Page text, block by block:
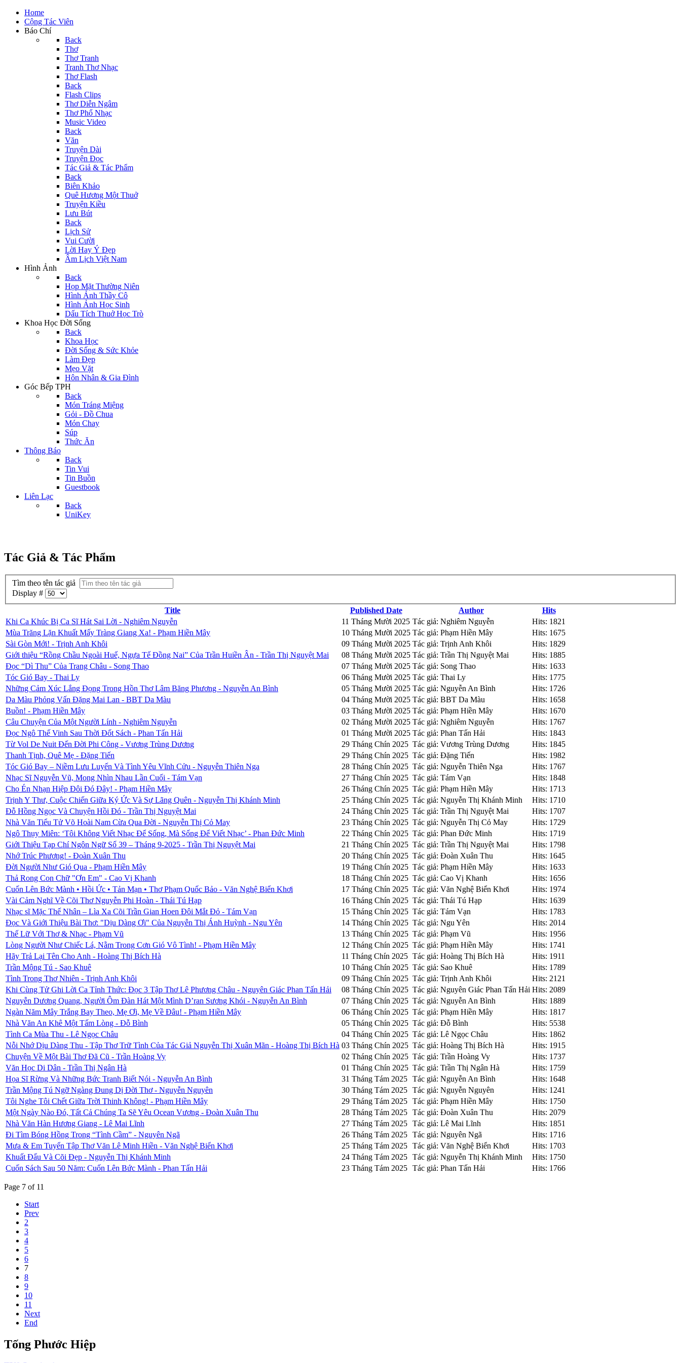
Home
Cộng Tác Viên
Báo Chí
Back
Thơ
Thơ Tranh
Tranh Thơ Nhạc
Thơ Flash
Back
Flash Clips
Thơ Diễn Ngâm
Thơ Phổ Nhạc
Music Video
Back
Văn
Truyện Dài
Truyện Đọc
Tác Giả & Tác Phẩm
Back
Biên Khảo
Quê Hương Một Thuở
Truyện Kiều
Lưu Bút
Back
Lịch Sử
Vui Cười
Lời Hay Ý Đẹp
Âm Lịch Việt Nam
Hình Ảnh
Back
Họp Mặt Thường Niên
Hình Ảnh Thầy Cô
Hình Ảnh Học Sinh
Dấu Tích Thuở Học Trò
Khoa Học Đời Sống
Back
Khoa Học
Đời Sống & Sức Khỏe
Làm Đẹp
Mẹo Vặt
Hôn Nhân & Gia Đình
Góc Bếp TPH
Back
Món Tráng Miệng
Gỏi - Đồ Chua
Món Chay
Súp
Thức Ăn
Thông Báo
Back
Tin Vui
Tin Buồn
Guestbook
Liên Lạc
Back
UniKey
Tác Giả & Tác Phẩm
Tìm theo tên tác giả
Display #
Title
Published Date Author
Hits
Khi Ca Khúc Bị Ca Sĩ Hát Sai Lời - Nghiêm Nguyễn
11 Tháng Mười 2025 Tác giả: Nghiêm Nguyễn
Hits: 1821
Mùa Trăng Lặn Khuất Mấy Tràng Giang Xa! - Phạm Hiền Mây
10 Tháng Mười 2025 Tác giả: Phạm Hiền Mây
Hits: 1675
Sài Gòn Mới! - Trịnh Anh Khôi
09 Tháng Mười 2025 Tác giả: Trịnh Anh Khôi
Hits: 1829
Giới thiệu “Rồng Chầu Ngoài Huế, Ngựa Tế Đồng Nai” Của Trần Huiền Ân - Trần Thị Nguyệt Mai
08 Tháng Mười 2025 Tác giả: Trần Thị Nguyệt Mai
Hits: 1885
Đọc “Dì Thu” Của Trang Châu - Song Thao
07 Tháng Mười 2025 Tác giả: Song Thao
Hits: 1633
Tóc Gió Bay - Thai Ly
06 Tháng Mười 2025 Tác giả: Thai Ly
Hits: 1775
Những Cảm Xúc Lắng Đọng Trong Hồn Thơ Lâm Băng Phương - Nguyễn An Bình
05 Tháng Mười 2025 Tác giả: Nguyễn An Bình
Hits: 1726
Da Màu Phỏng Vấn Đặng Mai Lan - BBT Da Màu
04 Tháng Mười 2025 Tác giả: BBT Da Màu
Hits: 1658
Buồn! - Phạm Hiền Mây
03 Tháng Mười 2025 Tác giả: Phạm Hiền Mây
Hits: 1670
Câu Chuyện Của Một Người Lính - Nghiêm Nguyễn
02 Tháng Mười 2025 Tác giả: Nghiêm Nguyễn
Hits: 1767
Đọc Ngô Thế Vinh Sau Thời Đốt Sách - Phan Tấn Hải
01 Tháng Mười 2025 Tác giả: Phan Tấn Hải
Hits: 1843
Từ Vol De Nuit Đến Đời Phi Công - Vương Trùng Dương
29 Tháng Chín 2025 Tác giả: Vương Trùng Dương
Hits: 1845
Thanh Tịnh, Quê Mẹ - Đặng Tiến
29 Tháng Chín 2025 Tác giả: Đặng Tiến
Hits: 1982
Tóc Gió Bay – Niềm Lưu Luyến Và Tình Yêu Vĩnh Cửu - Nguyễn Thiên Nga
28 Tháng Chín 2025 Tác giả: Nguyễn Thiên Nga
Hits: 1767
Nhạc Sĩ Nguyễn Vũ, Mong Nhìn Nhau Lần Cuối - Tám Vạn
27 Tháng Chín 2025 Tác giả: Tám Vạn
Hits: 1848
Cho Én Nhạn Hiệp Đôi Đó Đây! - Phạm Hiền Mây
26 Tháng Chín 2025 Tác giả: Phạm Hiền Mây
Hits: 1713
Trịnh Y Thư, Cuộc Chiến Giữa Ký Ức Và Sự Lãng Quên - Nguyễn Thị Khánh Minh
25 Tháng Chín 2025 Tác giả: Nguyễn Thị Khánh Minh
Hits: 1710
Đỗ Hồng Ngọc Và Chuyện Hồi Đó - Trần Thị Nguyệt Mai
24 Tháng Chín 2025 Tác giả: Trần Thị Nguyệt Mai
Hits: 1707
Nhà Văn Tiểu Tử Võ Hoài Nam Cừa Qua Đời - Nguyễn Thị Cỏ May
23 Tháng Chín 2025 Tác giả: Nguyễn Thị Cỏ May
Hits: 1729
Ngô Thụy Miên: ‘Tôi Không Viết Nhạc Để Sống, Mà Sống Để Viết Nhạc’ - Phan Đức Minh
22 Tháng Chín 2025 Tác giả: Phan Đức Minh
Hits: 1719
Giới Thiệu Tạp Chí Ngôn Ngữ Số 39 – Tháng 9-2025 - Trần Thị Nguyệt Mai
21 Tháng Chín 2025 Tác giả: Trần Thị Nguyệt Mai
Hits: 1798
Nhớ Trúc Phương! - Đoàn Xuân Thu
20 Tháng Chín 2025 Tác giả: Đoàn Xuân Thu
Hits: 1645
Đời Người Như Gió Qua - Phạm Hiền Mây
19 Tháng Chín 2025 Tác giả: Phạm Hiền Mây
Hits: 1633
Thả Rong Con Chữ "Ơn Em" - Cao Vị Khanh
18 Tháng Chín 2025 Tác giả: Cao Vị Khanh
Hits: 1656
Cuốn Lên Bức Mành • Hồi Ức • Tản Mạn • Thơ Phạm Quốc Bảo - Văn Nghệ Biển Khơi
17 Tháng Chín 2025 Tác giả: Văn Nghệ Biển Khơi
Hits: 1974
Vài Cảm Nghĩ Về Cõi Thơ Nguyễn Phi Hoàn - Thái Tú Hạp
16 Tháng Chín 2025 Tác giả: Thái Tú Hạp
Hits: 1639
Nhạc sĩ Mặc Thế Nhân – Lìa Xa Cõi Trần Gian Hoen Đôi Mắt Đỏ - Tám Vạn
15 Tháng Chín 2025 Tác giả: Tám Vạn
Hits: 1783
Đọc Và Giới Thiệu Bài Thơ: "Dịu Dàng Ơi" Của Nguyễn Thị Ánh Huỳnh - Ngu Yên
14 Tháng Chín 2025 Tác giả: Ngu Yên
Hits: 2014
Thế Lữ Với Thơ & Nhạc - Phạm Vũ
13 Tháng Chín 2025 Tác giả: Phạm Vũ
Hits: 1956
Lòng Người Như Chiếc Lá, Nằm Trong Cơn Gió Vô Tình! - Phạm Hiền Mây
12 Tháng Chín 2025 Tác giả: Phạm Hiền Mây
Hits: 1741
Hãy Trả Lại Tên Cho Anh - Hoàng Thị Bích Hà
11 Tháng Chín 2025 Tác giả: Hoàng Thị Bích Hà
Hits: 1911
Trần Mộng Tú - Sao Khuê
10 Tháng Chín 2025 Tác giả: Sao Khuê
Hits: 1789
Tình Trong Thơ Nhiên - Trịnh Anh Khôi
09 Tháng Chín 2025 Tác giả: Trịnh Anh Khôi
Hits: 2121
Khi Cùng Tử Ghi Lời Ca Tỉnh Thức: Đọc 3 Tập Thơ Lê Phương Châu - Nguyên Giác Phan Tấn Hải
08 Tháng Chín 2025 Tác giả: Nguyên Giác Phan Tấn Hải Hits: 2089
Nguyễn Dương Quang, Người Ôm Đàn Hát Một Mình D’ran Sương Khói - Nguyễn An Bình
07 Tháng Chín 2025 Tác giả: Nguyễn An Bình
Hits: 1889
Ngàn Năm Mây Trắng Bay Theo, Mẹ Ơi, Mẹ Về Đâu! - Phạm Hiền Mây
06 Tháng Chín 2025 Tác giả: Phạm Hiền Mây
Hits: 1817
Nhà Văn An Khê Một Tấm Lòng - Đỗ Bình
05 Tháng Chín 2025 Tác giả: Đỗ Bình
Hits: 5538
Tình Ca Mùa Thu - Lê Ngọc Châu
04 Tháng Chín 2025 Tác giả: Lê Ngọc Châu
Hits: 1862
Nỗi Nhớ Dịu Dàng Thu - Tập Thơ Trữ Tình Của Tác Giả Nguyễn Thị Xuân Mãn - Hoàng Thị Bích Hà 03 Tháng Chín 2025 Tác giả: Hoàng Thị Bích Hà
Hits: 1915
Chuyện Về Một Bài Thơ Đã Cũ - Trần Hoàng Vy
02 Tháng Chín 2025 Tác giả: Trần Hoàng Vy
Hits: 1737
Văn Học Di Dân - Trần Thị Ngân Hà
01 Tháng Chín 2025 Tác giả: Trần Thị Ngân Hà
Hits: 1759
Họa Sĩ Rừng Và Những Bức Tranh Biết Nói - Nguyễn An Bình
31 Tháng Tám 2025 Tác giả: Nguyễn An Bình
Hits: 1648
Trần Mộng Tú Ngỡ Ngàng Đung Dị Đời Thơ - Nguyễn Nguyên
30 Tháng Tám 2025 Tác giả: Nguyễn Nguyên
Hits: 1241
Tôi Nghe Tôi Chết Giữa Trời Thinh Không! - Phạm Hiền Mây
29 Tháng Tám 2025 Tác giả: Phạm Hiền Mây
Hits: 1750
Một Ngày Nào Đó, Tất Cả Chúng Ta Sẽ Yêu Ocean Vương - Đoàn Xuân Thu
28 Tháng Tám 2025 Tác giả: Đoàn Xuân Thu
Hits: 2079
Nhà Văn Hàn Hương Giang - Lê Mai Lĩnh
27 Tháng Tám 2025 Tác giả: Lê Mai Lĩnh
Hits: 1851
Đi Tìm Bóng Hồng Trong “Tình Cầm” - Nguyên Ngã
26 Tháng Tám 2025 Tác giả: Nguyên Ngã
Hits: 1716
Mưa & Em Tuyển Tập Thơ Văn Lê Minh Hiền - Văn Nghệ Biển Khơi
25 Tháng Tám 2025 Tác giả: Văn Nghệ Biển Khơi
Hits: 1703
Khuất Đẩu Và Cõi Đẹp - Nguyễn Thị Khánh Minh
24 Tháng Tám 2025 Tác giả: Nguyễn Thị Khánh Minh
Hits: 1750
Cuốn Sách Sau 50 Năm: Cuốn Lên Bức Mành - Phan Tấn Hải
23 Tháng Tám 2025 Tác giả: Phan Tấn Hải Hits: 1766
Page 7 of 11
Start
Prev
2
3
4
5
6
7
8
9
10
11
Next
End
Tống Phước Hiệp